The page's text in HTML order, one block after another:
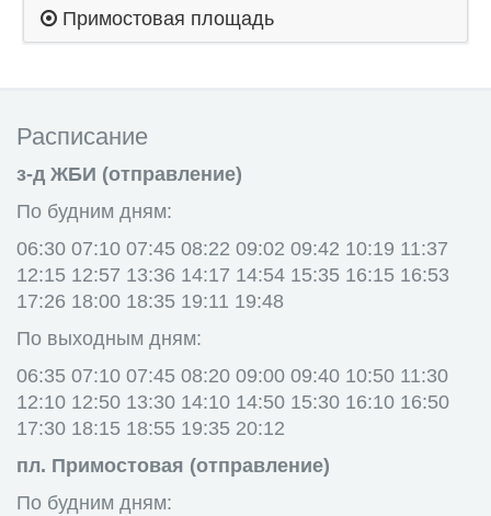
Примостовая площадь
Расписание
з-д ЖБИ (отправление)
По будним дням:
06:30 07:10 07:45 08:22 09:02 09:42 10:19 11:37
12:15 12:57 13:36 14:17 14:54 15:35 16:15 16:53
17:26 18:00 18:35 19:11 19:48
По выходным дням:
06:35 07:10 07:45 08:20 09:00 09:40 10:50 11:30
12:10 12:50 13:30 14:10 14:50 15:30 16:10 16:50
17:30 18:15 18:55 19:35 20:12
пл. Примостовая (отправление)
По будним дням: